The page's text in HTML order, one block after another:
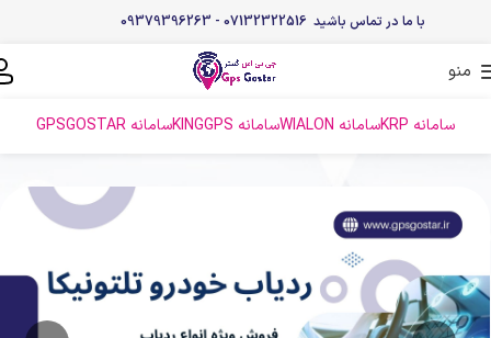
با ما در تماس باشید 07132322516 - 09379396263
منو
سامانه KRP سامانه WIALON سامانه KINGGPS سامانه GPSGOSTAR